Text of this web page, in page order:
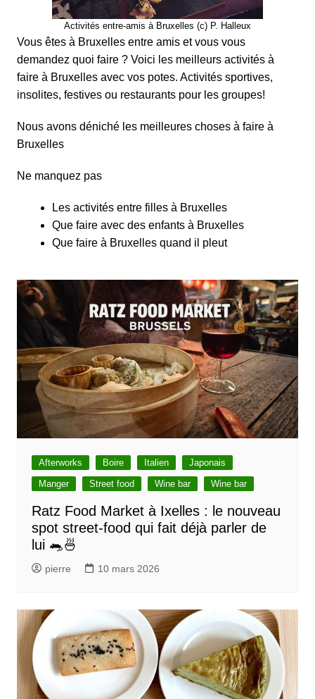
Activités entre-amis à Bruxelles (c) P. Halleux
Vous êtes à Bruxelles entre amis et vous vous
demandez quoi faire ? Voici les meilleurs activités à
faire à Bruxelles avec vos potes. Activités sportives,
insolites, festives ou restaurants pour les groupes!
Nous avons déniché les meilleures choses à faire à
Bruxelles
Ne manquez pas
Les activités entre filles à Bruxelles
Que faire avec des enfants à Bruxelles
Que faire à Bruxelles quand il pleut
Afterworks Boire Italien
Japonais
Manger
Street food Wine bar Wine bar
Ratz Food Market à Ixelles : le nouveau
spot street-food qui fait déjà parler de
lui 🐀🍜
pierre 10 mars 2026